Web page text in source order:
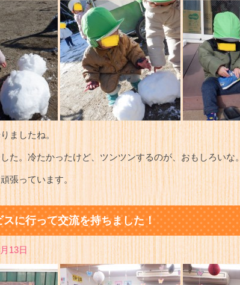
ましたね。
た。冷たかったけど、ツンツンするのが、おもしろいな。
張っています。
スに行って交流を持ちました！
13日